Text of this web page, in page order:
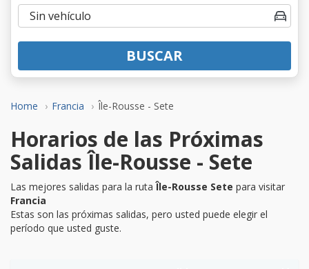
Home Francia Île-Rousse - Sete
BUSCAR
Horarios de las Próximas
Salidas Île-Rousse - Sete
Las mejores salidas para la rutaÎle-Rousse Sete para visitar
Francia
Estas son las próximas salidas, pero usted puede elegir el
período que usted guste.